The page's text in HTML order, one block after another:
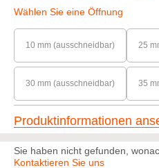
Wählen Sie eine Öffnung
10 mm (ausschneidbar) 25
30 mm (ausschneidbar) 35
Produktinformationen
Sie haben nicht gefunden,
Kontaktieren Sie uns